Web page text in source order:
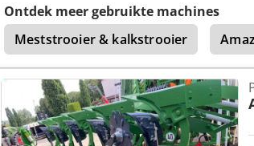
Ontdek meer gebruikte machines
Meststrooier & kalkstrooier